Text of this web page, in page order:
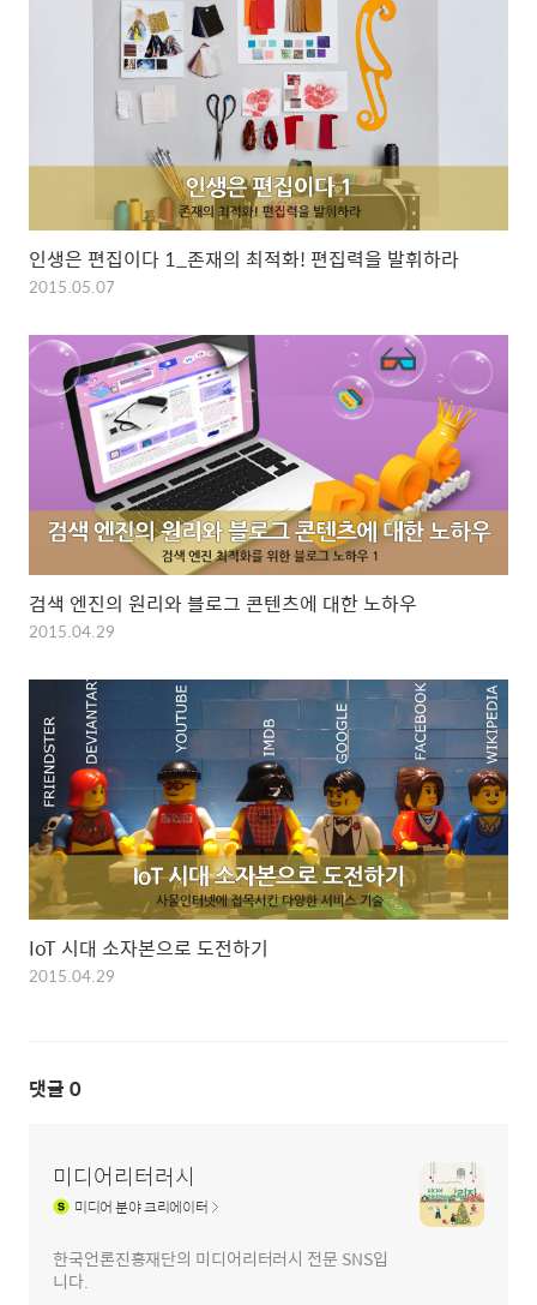
인생은 편집이다 1_존재의 최적화! 편집력을 발휘하라
2015.05.07
검색 엔진의 원리와 블로그 콘텐츠에 대한 노하우
2015.04.29
IoT 시대 소자본으로 도전하기
2015.04.29
댓글 0
미디어리터러시
미디어분야 크리에이터
한국언론진흥재단의 미디어리터러시 전문 SNS입
니다.